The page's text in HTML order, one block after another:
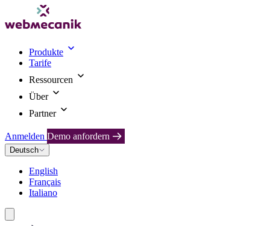
Produkte
Tarife
Ressourcen
Über
Partner
Anmelden Demo anfordern
Deutsch
English
Français
Italiano